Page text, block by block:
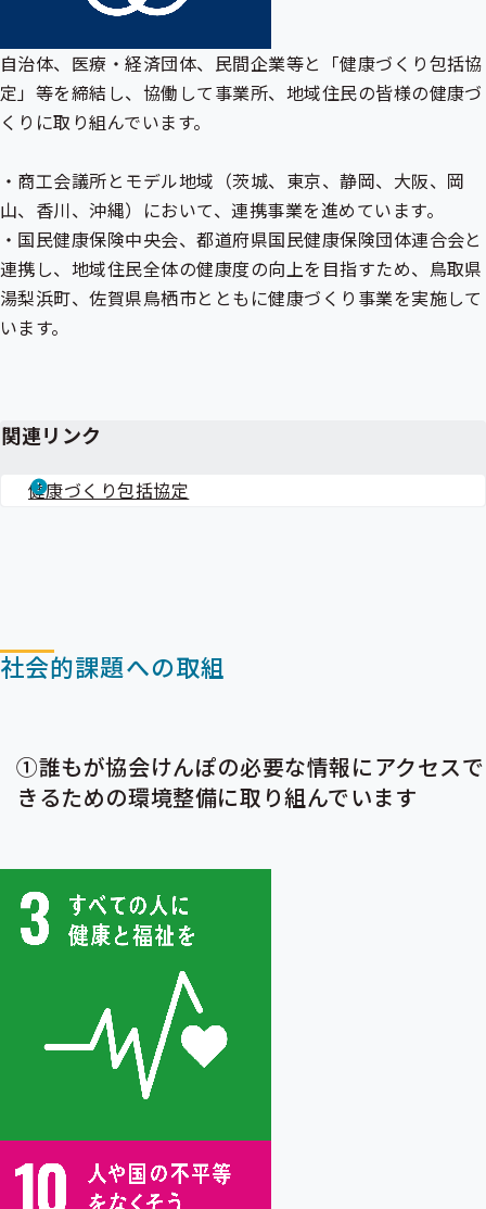
自治体、医療・経済団体、民間企業等と「健康づくり包括協
定」等を締結し、協働して事業所、地域住民の皆様の健康づ
くりに取り組んでいます。
・商工会議所とモデル地域（茨城、東京、静岡、大阪、岡
山、香川、沖縄）において、連携事業を進めています。
・国民健康保険中央会、都道府県国民健康保険団体連合会と
連携し、地域住民全体の健康度の向上を目指すため、鳥取県
湯梨浜町、佐賀県鳥栖市とともに健康づくり事業を実施して
います。
関連リンク
健康づくり包括協定
社会的課題への取組
①誰もが協会けんぽの必要な情報にアクセスで
きるための環境整備に取り組んでいます